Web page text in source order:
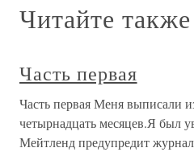
Читайте также
Часть первая
Часть первая Меня выписали
четырнадцать месяцев.Я был
Мейтленд предупредит